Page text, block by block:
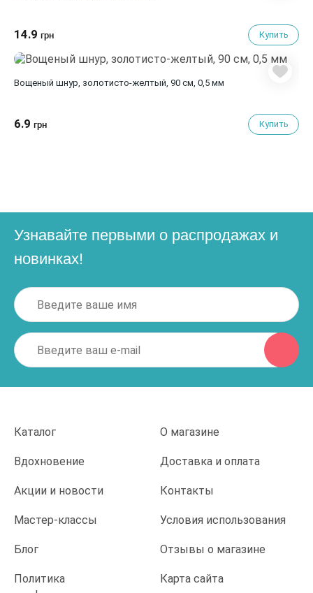
14.9 грн Купить
Вощеный шнур, золотисто-желтый, 90 см, 0,5 мм
6.9 грн Купить
Узнавайте первыми о распродажах и
новинках!
Каталог О магазине
Вдохновение Доставка и оплата
Акции и новости Контакты
Мастер-классы Условия использования
Блог Отзывы о магазине
Политика
Карта сайта